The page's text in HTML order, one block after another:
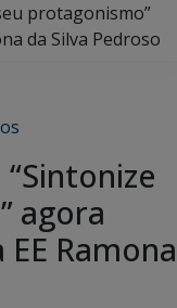
protagonismo”
da Silva Pedroso
agora
Ramona